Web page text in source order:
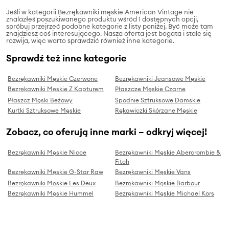
Jeśli w kategorii Bezrękawniki męskie American Vintage nie
znalazłeś poszukiwanego produktu wśród 1 dostępnych opcji,
spróbuj przejrzeć podobne kategorie z listy poniżej. Być może tam
znajdziesz coś interesującego. Nasza oferta jest bogata i stale się
rozwija, więc warto sprawdzić również inne kategorie.
Sprawdź też inne kategorie
Bezrękawniki Męskie Czerwone
Bezrękawniki Jeansowe Męskie
Bezrękawniki Męskie Z Kapturem
Płaszcze Męskie Czarne
Płaszcz Męski Beżowy
Spodnie Sztruksowe Damskie
Kurtki Sztruksowe Męskie
Rękawiczki Skórzane Męskie
Zobacz, co oferują inne marki – odkryj więcej!
Bezrękawniki Męskie Nicce
Bezrękawniki Męskie Abercrombie &
Fitch
Bezrękawniki Męskie G-Star Raw
Bezrękawniki Męskie Vans
Bezrękawniki Męskie Les Deux
Bezrękawniki Męskie Barbour
Bezrękawniki Męskie Hummel
Bezrękawniki Męskie Michael Kors